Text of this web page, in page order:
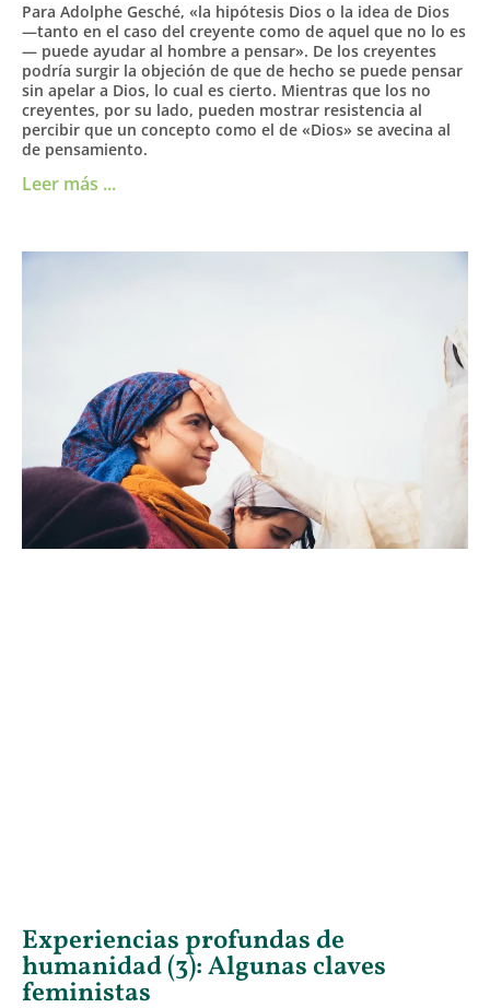
Para Adolphe Gesché, «la hipótesis Dios o la idea de Dios
—tanto en el caso del creyente como de aquel que no lo es
— puede ayudar al hombre a pensar». De los creyentes
podría surgir la objeción de que de hecho se puede pensar
sin apelar a Dios, lo cual es cierto. Mientras que los no
creyentes, por su lado, pueden mostrar resistencia al
percibir que un concepto como el de «Dios» se avecina al
de pensamiento.
Leer más ...
Experiencias profundas de
humanidad (3): Algunas claves
feministas